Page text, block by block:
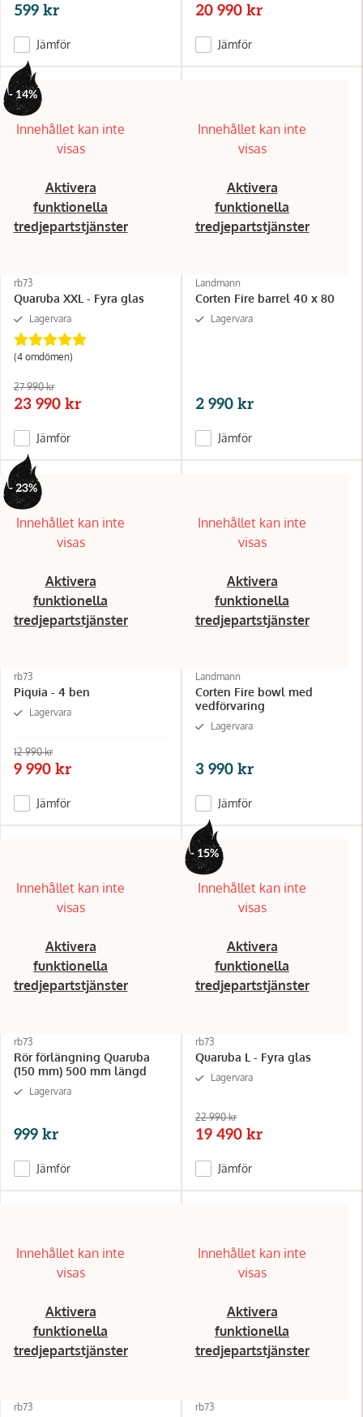
599 kr
Jämför
20 990 kr
Jämför
- 14%
Innehållet kan inte
visas
Aktivera
funktionella
tredjepartstjänster
rb73
Quaruba XXL - Fyra glas
Lagervara
(4 omdömen)
27 990 kr
23 990 kr
Jämför
Innehållet kan inte
visas
Aktivera
funktionella
tredjepartstjänster
Landmann
Corten Fire barrel 40 x 80
Lagervara
2 990 kr
Jämför
- 23%
Innehållet kan inte
visas
Aktivera
funktionella
tredjepartstjänster
rb73
Piquia - 4 ben
Lagervara
12 990 kr
9 990 kr
Jämför
Innehållet kan inte
visas
Aktivera
funktionella
tredjepartstjänster
Landmann
Corten Fire bowl med
vedförvaring
Lagervara
3 990 kr
Jämför
Innehållet kan inte
visas
Aktivera
funktionella
tredjepartstjänster
rb73
Rör förlängning Quaruba
(150 mm) 500 mm längd
Lagervara
999 kr
Jämför
- 15%
Innehållet kan inte
visas
Aktivera
funktionella
tredjepartstjänster
rb73
Quaruba L - Fyra glas
Lagervara
22 990 kr
19 490 kr
Jämför
Innehållet kan inte
visas
Aktivera
funktionella
tredjepartstjänster
rb73
Innehållet kan inte
visas
Aktivera
funktionella
tredjepartstjänster
rb73